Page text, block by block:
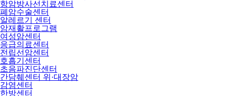
항암방사선치료센터
폐암수술센터
알레르기 센터
암재활프로그램
여성암센터
응급의료센터
전립선암센터
호흡기센터
초음파진단센터
간담췌센터 위·대장암
감염센터
한방센터